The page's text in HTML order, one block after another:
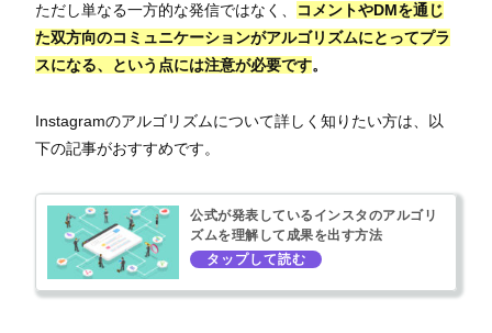
ただし単なる一方的な発信ではなく、
コメントやDMを通じ
た双方向のコミュニケーションがアルゴリズムにとってプラ
スになる、という点には注意が必要です。
Instagramのアルゴリズムについて詳しく知りたい方は、以
下の記事がおすすめです。
公式が発表しているインスタのアルゴリ
ズムを理解して成果を出す方法